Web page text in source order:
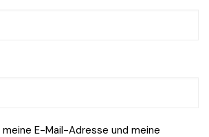
meine E-Mail-Adresse und meine